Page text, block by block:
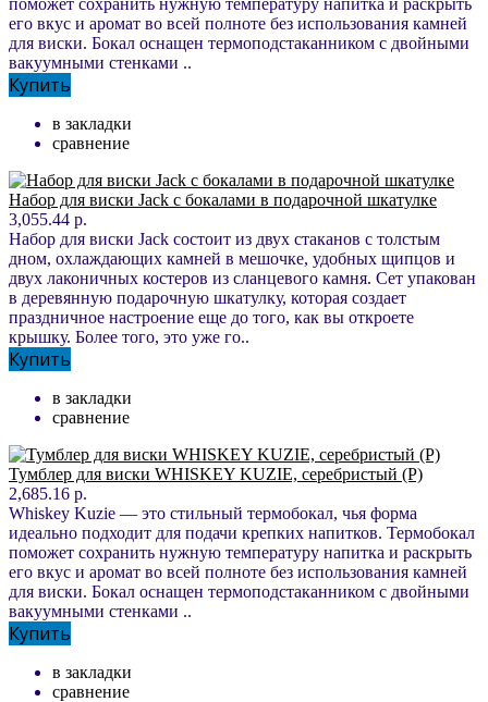
его вкус и аромат во всей полноте без использования камней
для виски. Бокал оснащен термоподстаканником с двойными
вакуумными стенками ..
Купить
в закладки
сравнение
Набор для виски Jack с бокалами в подарочной шкатулке
3,055.44 р.
Набор для виски Jack состоит из двух стаканов с толстым
дном, охлаждающих камней в мешочке, удобных щипцов и
двух лаконичных костеров из сланцевого камня. Сет упакован
в деревянную подарочную шкатулку, которая создает
праздничное настроение еще до того, как вы откроете
крышку. Более того, это уже го..
Купить
в закладки
сравнение
Тумблер для виски WHISKEY KUZIE, серебристый (P)
2,685.16 р.
Whiskey Kuzie — это стильный термобокал, чья форма
идеально подходит для подачи крепких напитков. Термобокал
поможет сохранить нужную температуру напитка и раскрыть
его вкус и аромат во всей полноте без использования камней
для виски. Бокал оснащен термоподстаканником с двойными
вакуумными стенками ..
Купить
в закладки
сравнение